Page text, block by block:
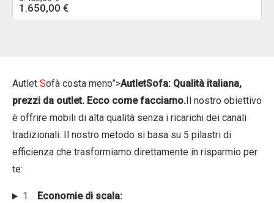
Il
prezzo
1.650,00 €
prezzo
Autlet Sofà costa meno”>AutletSofa: Qualità italiana,
prezzi da outlet. Ecco come facciamo. Il nostro obiettivo
è offrire mobili di alta qualità senza i ricarichi dei canali
tradizionali. Il nostro metodo si basa su 5 pilastri di
efficienza che trasformiamo direttamente in risparmio per
te:
1.
Economie di scala: